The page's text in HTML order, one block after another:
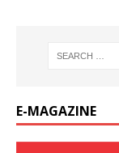
E-MAGAZINE